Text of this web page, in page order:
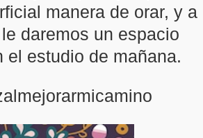
manera de orar, y a
daremos un espacio
el estudio de mañana.